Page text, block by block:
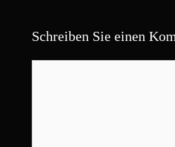
Schreiben Sie einen